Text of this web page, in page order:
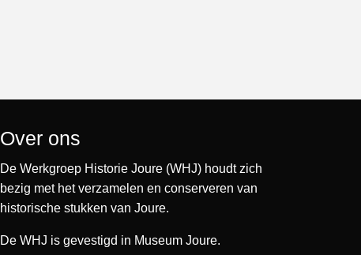
Over ons
De Werkgroep Historie Joure (WHJ) houdt zich
bezig met het verzamelen en conserveren van
historische stukken van Joure.
De WHJ is gevestigd in Museum Joure.